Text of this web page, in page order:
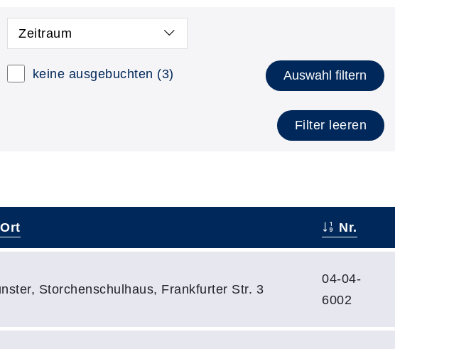
Zeitraum
keine ausgebuchten (3) Auswahl filtern
Filter leeren
Ort Nr.
Storchenschulhaus, Frankfurter Str. 3
04-04-
6002